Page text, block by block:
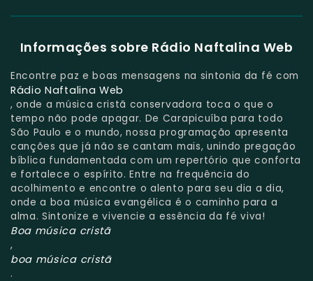
Informações sobre Rádio Naftalina Web
Encontre paz e boas mensagens na sintonia da fé com
Rádio Naftalina Web
, onde a música cristã conservadora toca o que o
tempo não pode apagar. De Carapicuíba para todo
São Paulo e o mundo, nossa programação apresenta
canções que já não se cantam mais, unindo pregação
bíblica fundamentada com um repertório que conforta
e fortalece o espírito. Entre na frequência do
acolhimento e encontre o alento para seu dia a dia,
onde a boa música evangélica é o caminho para a
alma. Sintonize e vivencie a essência da fé viva!
Boa música cristã
,
boa música cristã
.